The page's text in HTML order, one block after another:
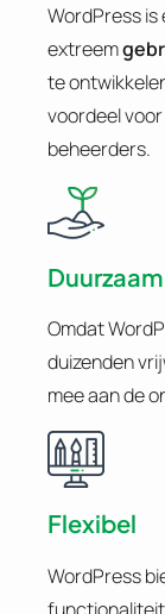
WordPress is
extreem
te
voordeel
beheerders.
Duurzaam
Omdat
duizenden
mee aan de
Flexibel
WordPress